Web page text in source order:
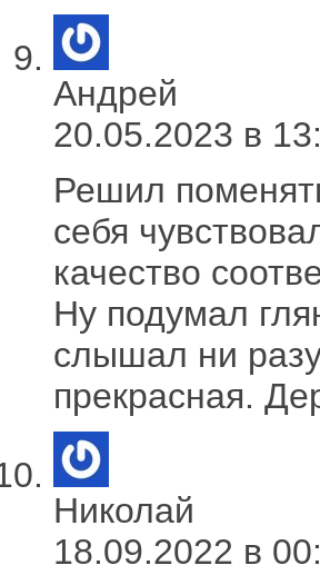
Андрей
20.05.2023 в
Решил
себя
качество
Ну подумал
слышал ни
прекрасная.
Николай
18.09.2022 в